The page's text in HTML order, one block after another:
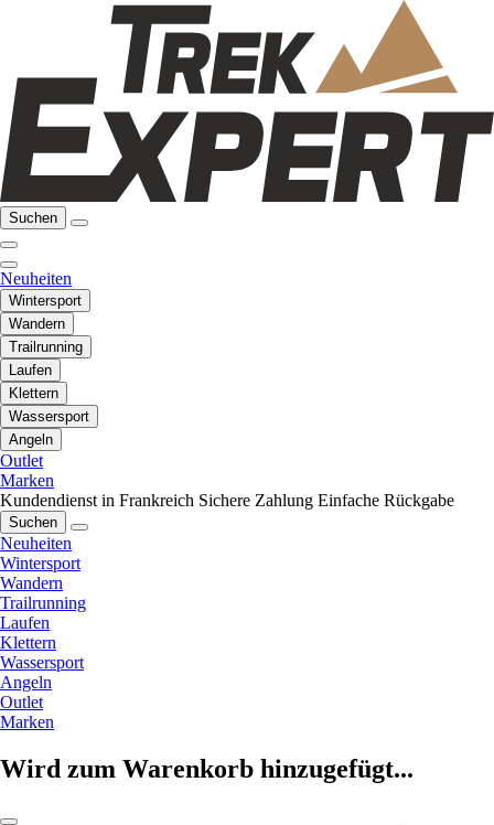
Suchen
Neuheiten
Wintersport
Wandern
Trailrunning
Laufen
Klettern
Wassersport
Angeln
Outlet
Marken
Kundendienst in Frankreich Sichere Zahlung Einfache Rückgabe
Suchen
Neuheiten
Wintersport
Wandern
Trailrunning
Laufen
Klettern
Wassersport
Angeln
Outlet
Marken
Wird zum Warenkorb hinzugefügt...